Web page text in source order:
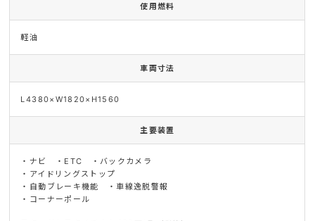
使用燃料
軽油
車両寸法
L4380×W1820×H1560
主要装置
・ナビ ・ETC ・バックカメラ
・アイドリングストップ
・自動ブレーキ機能 ・車線逸脱警報
・コーナーポール